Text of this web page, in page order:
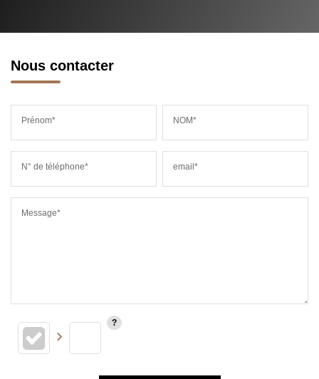
Nous contacter
Prénom* NOM*
N° de téléphone* email*
Message*